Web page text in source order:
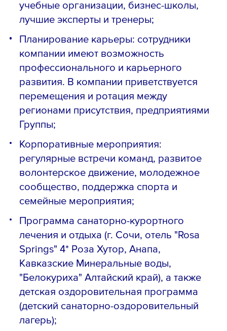
учебные организации, бизнес-школы,
лучшие эксперты и тренеры;
Планирование карьеры: сотрудники
компании имеют возможность
профессионального и карьерного
развития. В компании приветствуется
перемещения и ротация между
регионами присутствия, предприятиями
Группы;
Корпоративные мероприятия:
регулярные встречи команд, развитое
волонтерское движение, молодежное
сообщество, поддержка спорта и
семейные мероприятия;
Программа санаторно-курортного
лечения и отдыха (г. Сочи, отель "Rosa
Springs" 4* Роза Хутор, Анапа,
Кавказские Минеральные воды,
"Белокуриха" Алтайский край), а также
детская оздоровительная программа
(детский санаторно-оздоровительный
лагерь);